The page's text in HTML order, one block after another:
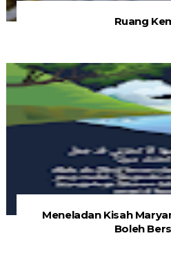
Ruang
Meneladan Kisah
Boleh